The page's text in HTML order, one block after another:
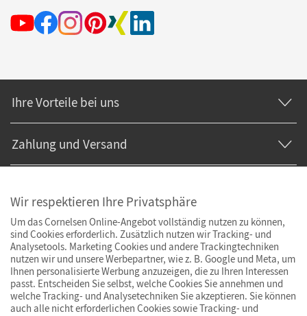
Ihre Vorteile bei uns
Zahlung und Versand
Wir respektieren Ihre Privatsphäre
Um das Cornelsen Online-Angebot vollständig nutzen zu können,
sind Cookies erforderlich. Zusätzlich nutzen wir Tracking- und
Analysetools. Marketing Cookies und andere Trackingtechniken
nutzen wir und unsere Werbepartner, wie z. B. Google und Meta, um
Ihnen personalisierte Werbung anzuzeigen, die zu Ihren Interessen
passt. Entscheiden Sie selbst, welche Cookies Sie annehmen und
welche Tracking- und Analysetechniken Sie akzeptieren. Sie können
auch alle nicht erforderlichen Cookies sowie Tracking- und